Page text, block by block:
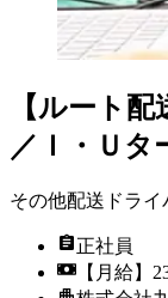
【ルート
／Ｉ・Ｕタ
その他配送ドライ
正社員
【月給】